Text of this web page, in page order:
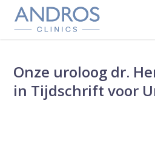
Navigatie overslaan
Onze uroloog dr.
in Tijdschrift voor